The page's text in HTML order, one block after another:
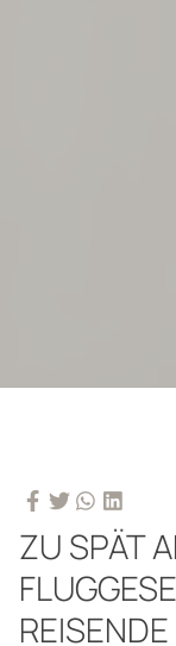
ZU SPÄT